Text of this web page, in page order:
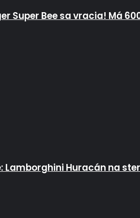
Super Bee sa vracia! Má
Lamborghini Huracán na